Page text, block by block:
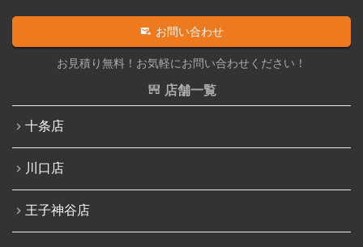
iPadその他部品修理
Nintendo Switch修理実績
Nintendo Switchその他部品修理
Nintendo Switchバッテリー交換
Nintendo Siwtch充電コネクタ修理
Nintendo Switchタッチパネル修理交換
Nintendo Switchゲームカードスロット修理
iPhone 13 Pro
iPhone 13 Pro Max
iPhone SE（第3世代）
iPhone 14
iPhone 14 Pro
iPhone 14 Pro Max
お問い合わせ
お見積り無料！お気軽にお問い合わせください！
店舗一覧
十条店
川口店
王子神谷店